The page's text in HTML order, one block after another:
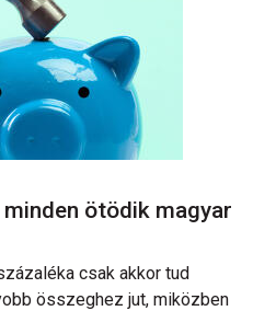
ötödik magyar
csak akkor tud
összeghez jut, miközben